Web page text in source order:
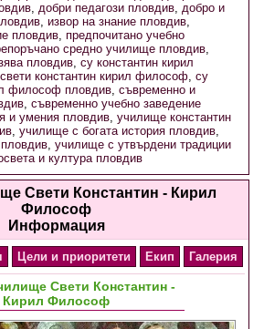
, добри педагози пловдив, добро и
, извор на знание пловдив,
пловдив, предпочитано учебно
средно училище пловдив,
пловдив, су константин кирил
константин кирил философ, су
философ пловдив, съвременно и
, съвременно учебно заведение
и умения пловдив, училище константин
, училище с богата история пловдив,
, училище с утвърдени традиции
и култура пловдив
Свети Константин - Кирил
Философ
Информация
Цели и приоритети Екип Галерия
Свети Константин -
Кирил Философ